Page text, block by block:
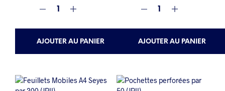
AJOUTER AU PANIER AJOUTER AU PANIER